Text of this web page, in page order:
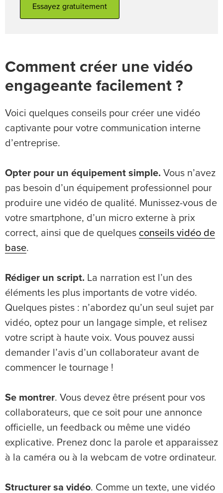
Essayez gratuitement
Comment créer une vidéo
engageante facilement ?
Voici quelques conseils pour créer une vidéo
captivante pour votre communication interne
d’entreprise.
Opter pour un équipement simple. Vous n’avez
pas besoin d’un équipement professionnel pour
produire une vidéo de qualité. Munissez-vous de
votre smartphone, d’un micro externe à prix
correct, ainsi que de quelques conseils vidéo de
base.
Rédiger un script. La narration est l’un des
éléments les plus importants de votre vidéo.
Quelques pistes : n’abordez qu’un seul sujet par
vidéo, optez pour un langage simple, et relisez
votre script à haute voix. Vous pouvez aussi
demander l’avis d’un collaborateur avant de
commencer le tournage !
Se montrer. Vous devez être présent pour vos
collaborateurs, que ce soit pour une annonce
officielle, un feedback ou même une vidéo
explicative. Prenez donc la parole et apparaissez
à la caméra ou à la webcam de votre ordinateur.
Structurer sa vidéo. Comme un texte, une vidéo